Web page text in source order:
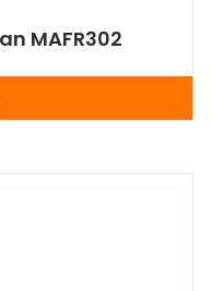
MAFR302